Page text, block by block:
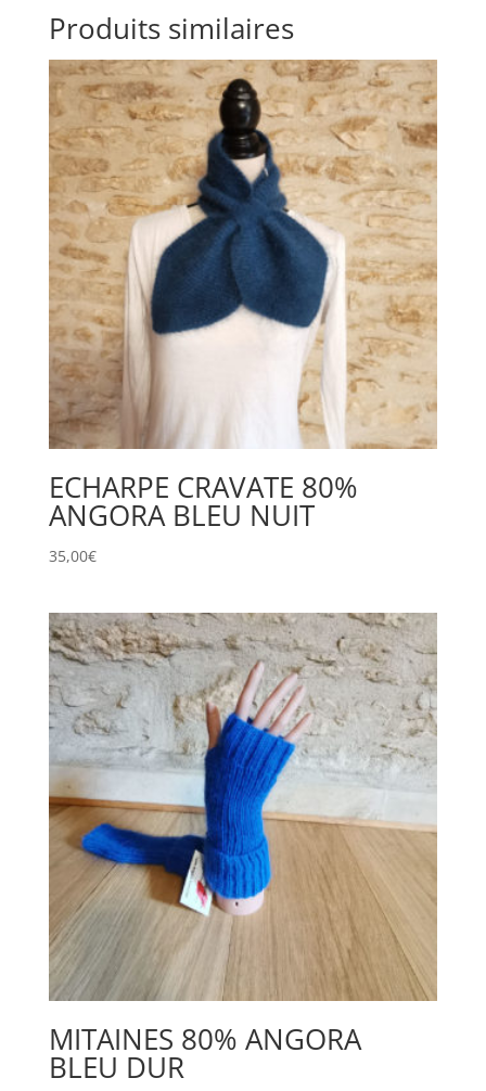
Produits similaires
ECHARPE CRAVATE 80%
ANGORA BLEU NUIT
35,00€
MITAINES 80% ANGORA
BLEU DUR